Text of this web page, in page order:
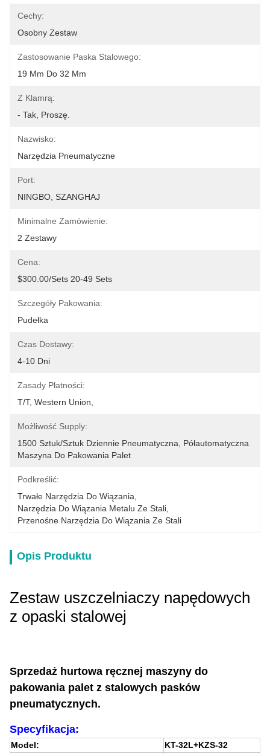
Cechy:
Osobny Zestaw
Zastosowanie Paska Stalowego:
19 Mm Do 32 Mm
Z Klamrą:
- Tak, Proszę.
Nazwisko:
Narzędzia Pneumatyczne
Port:
NINGBO, SZANGHAJ
Minimalne Zamówienie:
2 Zestawy
Cena:
$300.00/sets 20-49 Sets
Szczegóły Pakowania:
Pudełka
Czas Dostawy:
4-10 Dni
Zasady Płatności:
T/T, Western Union,
Możliwość Supply:
1500 Sztuk/sztuk Dziennie Pneumatyczna, Półautomatyczna
Maszyna Do Pakowania Palet
Podkreślić:
Trwałe Narzędzia Do Wiązania
Narzędzia Do Wiązania Metalu Ze Stali
Przenośne Narzędzia Do Wiązania Ze Stali
Opis Produktu
Zestaw uszczelniaczy napędowych
z opaski stalowej
Sprzedaż hurtowa ręcznej maszyny do
pakowania palet z stalowych pasków
pneumatycznych.
Specyfikacja:
Model: KT-32L+KZS-32